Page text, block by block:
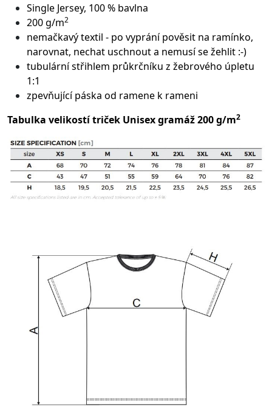
Single Jersey, 100 % bavlna
200 g/m2
nemačkavý textil - po vyprání pověsit na ramínko,
narovnat, nechat uschnout a nemusí se žehlit :-)
tubulární střihlem průkrčníku z žebrového úpletu
1:1
zpevňující páska od ramene k rameni
Tabulka velikostí triček Unisex gramáž 200 g/m2